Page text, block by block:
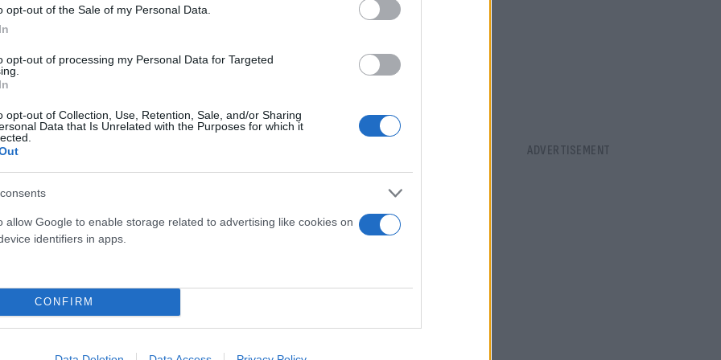
opt-out of the Sale of my Personal Data.
opt-out of processing my Personal Data for Targeted
opt-out of Collection, Use, Retention, Sale, and/or Sharing
Data that Is Unrelated with the Purposes for which it
allow Google to enable storage related to advertising like cookies on
identifiers in apps.
CONFIRM
στη ζώνη του υποβιβασμού, το αποτέλεσμα του αγώνα
τα βλέμματα ήταν η παρουσία τουΠολονάρα. Οι φίλαθλοι
προσφέροντάς του μια συγκλονιστική αποθέωση,
στιγμές της βραδιάς στο στάδιο.
την ομάδα που τον καλωσόριζαν, αναφέροντας ότι δεν
της οικογένειας» τηςΣάσαρι, ένας «πολεμιστής» που